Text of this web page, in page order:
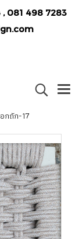
, 081 498 7283
กถัก-17